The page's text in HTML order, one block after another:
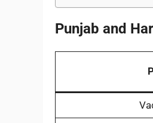
Punjab and